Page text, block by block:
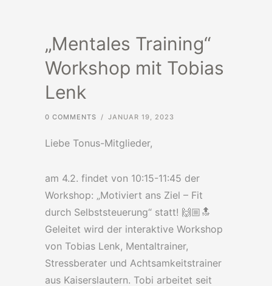
„Mentales Training“
Workshop mit Tobias
Lenk
0 COMMENTS / JANUAR 19, 2023
Liebe Tonus-Mitglieder,
am 4.2. findet von 10:15-11:45 der
Workshop: „Motiviert ans Ziel – Fit
durch Selbststeuerung“ statt! 🙌🏼🔝
Geleitet wird der interaktive Workshop
von Tobias Lenk, Mentaltrainer,
Stressberater und Achtsamkeitstrainer
aus Kaiserslautern. Tobi arbeitet seit